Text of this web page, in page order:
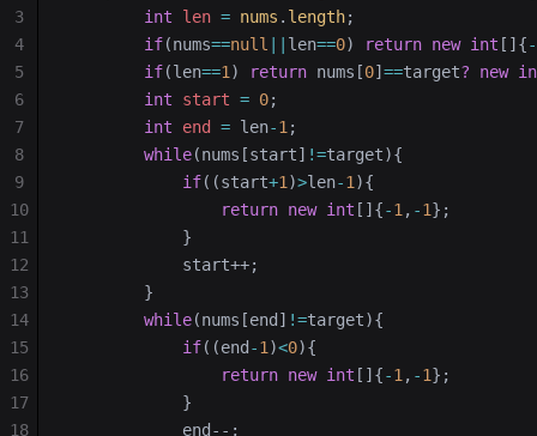
        int
len = nums . length;
        if
(nums==null len==0) return new int []{-
        if
(len==1 ) return nums[0] ==target? new
        int
start = 0;
        int
end = len-1 ;
        while
(nums[start] !=target){
            if
((start+1 )>len-1 ){
                return
new int []{-1 , -1};
            }
            start++;
        }
        while
(nums[end] !=target){
            if
((end -1 )<0){
                return
new int []{-1 , -1};
            }
            end--;
3
4
5
6
7
8
9
10
11
12
13
14
15
16
17
18